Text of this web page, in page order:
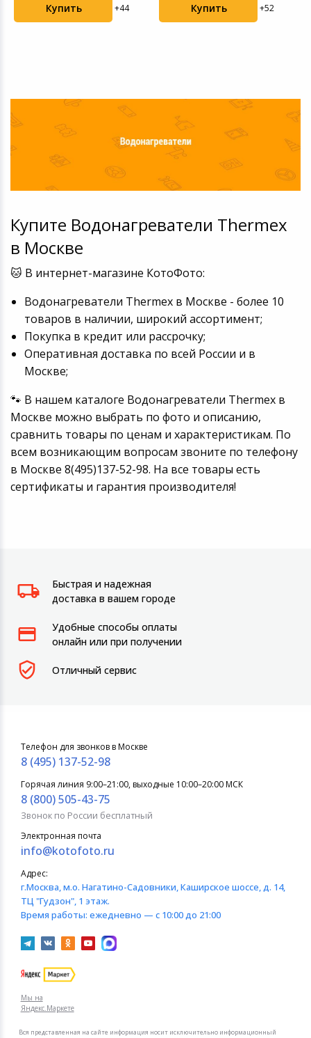
Купить +44 Купить +52
Купите Водонагреватели Thermex
в Москве
🐱 В интернет-магазине КотоФото:
Водонагреватели Thermex в Москве - более 10
товаров в наличии, широкий ассортимент;
Покупка в кредит или рассрочку;
Оперативная доставка по всей России и в
Москве;
🐾 В нашем каталоге Водонагреватели Thermex в
Москве можно выбрать по фото и описанию,
сравнить товары по ценам и характеристикам. По
всем возникающим вопросам звоните по телефону
в Москве 8(495)137-52-98. На все товары есть
сертификаты и гарантия производителя!
Быстрая и надежная
доставка в вашем городе
Удобные способы оплаты
онлайн или при получении
Отличный сервис
Мы на
Яндекс.Маркете
Телефон для звонков в Москве
8 (495) 137-52-98
Горячая линия 9:00–21:00, выходные 10:00–20:00 МСК
8 (800) 505-43-75
Звонок по России бесплатный
Электронная почта
info@kotofoto.ru
Адрес:
г.Москва, м.о. Нагатино-Садовники, Каширское шоссе, д. 14,
ТЦ "Гудзон", 1 этаж.
Время работы: ежедневно — с 10:00 до 21:00
Вся представленная на сайте информация носит исключительно информационный